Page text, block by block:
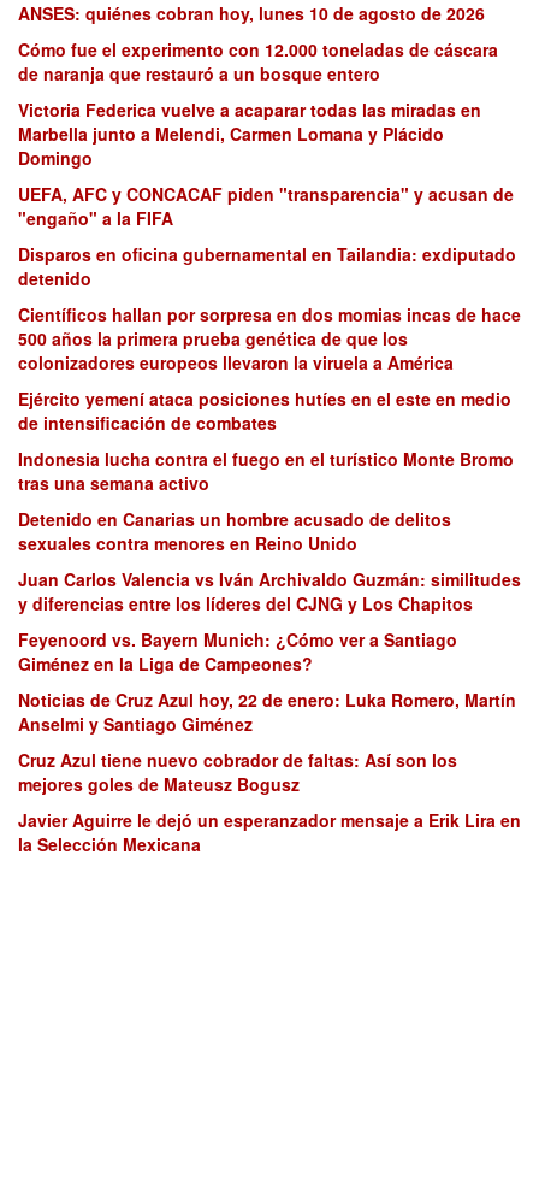
ANSES: quiénes cobran hoy, lunes 10 de agosto de 2026
Cómo fue el experimento con 12.000 toneladas de cáscara
de naranja que restauró a un bosque entero
Victoria Federica vuelve a acaparar todas las miradas en
Marbella junto a Melendi, Carmen Lomana y Plácido
Domingo
UEFA, AFC y CONCACAF piden "transparencia" y acusan de
"engaño" a la FIFA
Disparos en oficina gubernamental en Tailandia: exdiputado
detenido
Científicos hallan por sorpresa en dos momias incas de hace
500 años la primera prueba genética de que los
colonizadores europeos llevaron la viruela a América
Ejército yemení ataca posiciones hutíes en el este en medio
de intensificación de combates
Indonesia lucha contra el fuego en el turístico Monte Bromo
tras una semana activo
Detenido en Canarias un hombre acusado de delitos
sexuales contra menores en Reino Unido
Juan Carlos Valencia vs Iván Archivaldo Guzmán: similitudes
y diferencias entre los líderes del CJNG y Los Chapitos
Feyenoord vs. Bayern Munich: ¿Cómo ver a Santiago
Giménez en la Liga de Campeones?
Noticias de Cruz Azul hoy, 22 de enero: Luka Romero, Martín
Anselmi y Santiago Giménez
Cruz Azul tiene nuevo cobrador de faltas: Así son los
mejores goles de Mateusz Bogusz
Javier Aguirre le dejó un esperanzador mensaje a Erik Lira en
la Selección Mexicana